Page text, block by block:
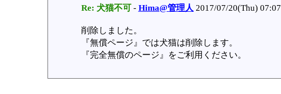
Re: 犬猫不可- Hima@管理人 2017/07/20(Thu) 07:07
削除しました。
『無償ページ』では犬猫は削除します。
『完全無償のページ』をご利用ください。